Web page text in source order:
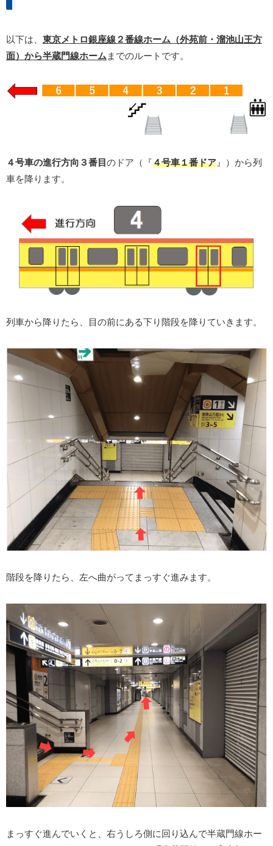
以下は、 東京メトロ銀座線２番線ホーム（外苑前・溜池山王方
面）から半蔵門線ホーム までのルートです。
４号車の進行方向３番目 のドア（『４号車１番ドア』）から列
車を降ります。
列車から降りたら、目の前にある下り階段を降りていきます。
階段を降りたら、左へ曲がってまっすぐ進みます。
まっすぐ進んでいくと、右うしろ側に回り込んで半蔵門線ホー